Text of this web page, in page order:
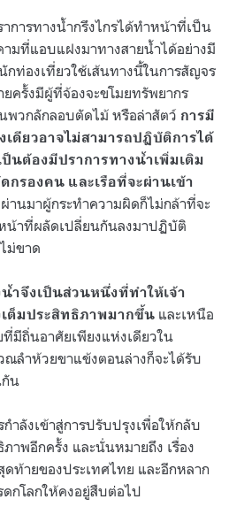
การทางน้ำกรึงไกรได้ทำหน้าที่เป็น
ามที่แอบแฝงมาทางสายน้ำได้อย่างมี
ท่องเที่ยวใช้เส้นทางนี้ในการสัญจร
ครั้งมีผู้ที่จ้องจะขโมยทรัพยากร
พวกลักลอบตัดไม้ หรือล่าสัตว์ การมี
ดียวอาจไม่สามารถปฏิบัติการได้
นต้องมีปราการทางน้ำเพิ่มเติม
กรองคน และเรือที่จะผ่านเข้า
านมาผู้กระทำความผิดก็ไม่กล้าที่จะ
หน้าที่ผลัดเปลี่ยนกันลงมาปฏิบัติ
ม่ขาด
ำจึงเป็นส่วนหนึ่งที่ทำให้เจ้า
ต็มประสิทธิภาพมากขึ้น และเหนือ
มีถิ่นอาศัยเพียงแห่งเดียวใน
ณลำห้วยขาแข้งตอนล่างก็จะได้รับ
น
ำลังเข้าสู่การปรับปรุงเพื่อให้กลับ
าพอีกครั้ง และนั่นหมายถึง เรื่อง
ท้ายของประเทศไทย และอีกหลาก
กโลกให้คงอยู่สืบต่อไป